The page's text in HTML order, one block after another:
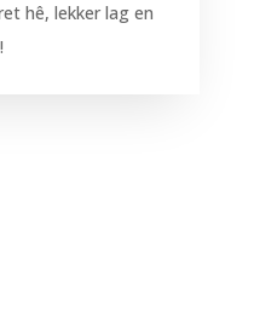
hê, lekker lag en